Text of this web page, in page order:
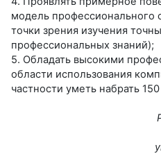
модель профессионального
точки зрения изучения
профессиональных знаний);
5. Обладать высокими
области использования
частности уметь набрать